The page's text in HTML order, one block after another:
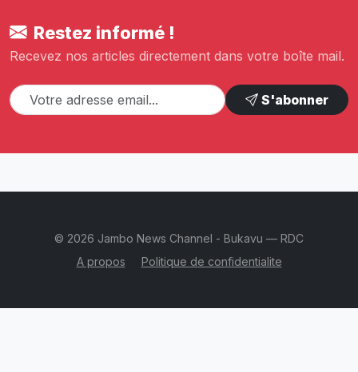
Restez informé !
Recevez nos articles directement dans votre boîte mail.
S'abonner
© 2026 Jambo News Channel - Bukavu — RDC
A propos
Politique de confidentialite